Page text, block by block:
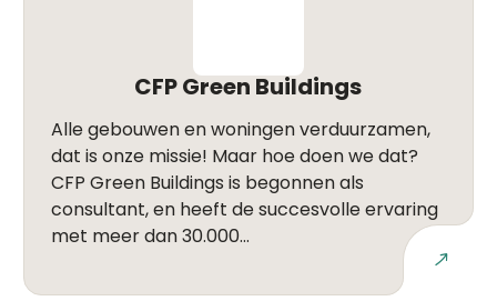
CFP Green Buildings
Alle gebouwen en woningen verduurzamen,
dat is onze missie! Maar hoe doen we dat?
CFP Green Buildings is begonnen als
consultant, en heeft de succesvolle ervaring
met meer dan 30.000...
Lees meer